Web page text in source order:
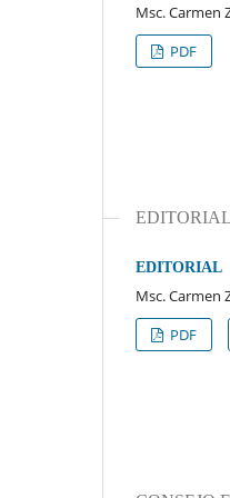
Msc. Carmen
PDF
EDITORIAL
EDITORIAL
Msc. Carmen
PDF